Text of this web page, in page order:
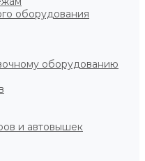
оборудования
оборудованию
и автовышек